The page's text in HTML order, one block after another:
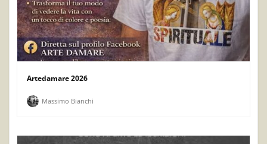
Artedamare 2026
Massimo Bianchi